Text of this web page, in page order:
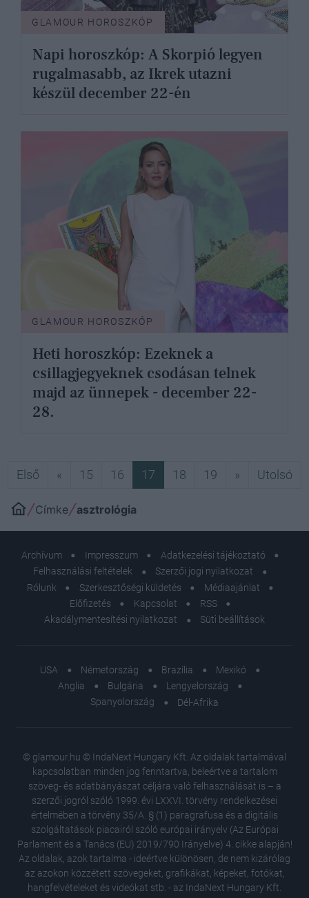
GLAMOUR HOROSZKÓP
Napi horoszkóp: A Skorpió legyen
rugalmasabb, az Ikrek utazni
készül december 22-én
GLAMOUR HOROSZKÓP
Heti horoszkóp: Ezeknek a
csillagjegyeknek csodásan telnek
majd az ünnepek - december 22-
28.
Első Első
« Előző
15 16 17 18 19 » Következő
Utolsó
Címke asztrológia
Archívum Impresszum
Adatkezelési tájékoztató
Felhasználási feltételek
Szerzői jogi nyilatkozat
Rólunk
Szerkesztőségi küldetés
Médiaajánlat
Előfizetés
Kapcsolat
RSS
Akadálymentesítési nyilatkozat
Süti beállítások
USA Németország Brazília
Mexikó
Anglia
Bulgária
Lengyelország
Spanyolország
Dél-Afrika
© glamour.hu © IndaNext Hungary Kft. Az oldalak tartalmával
kapcsolatban minden jog fenntartva, beleértve a tartalom
szöveg- és adatbányászat céljára való felhasználását is – a
szerzői jogról szóló 1999. évi LXXVI. törvény rendelkezései
értelmében a törvény 35/A. § (1) paragrafusa és a digitális
szolgáltatások piacairól szóló európai irányelv (Az Európai
Parlament és a Tanács (EU) 2019/790 Irányelve) 4. cikke alapján!
Az oldalak, azok tartalma - ideértve különösen, de nem kizárólag
az azokon közzétett szövegeket, grafikákat, képeket, fotókat,
hangfelvételeket és videókat stb. - az IndaNext Hungary Kft.